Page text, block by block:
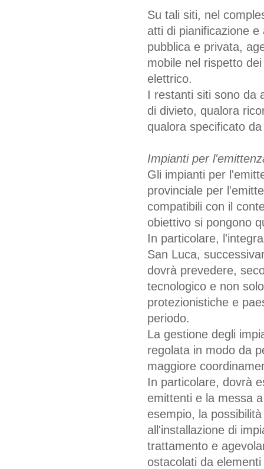
Su tali siti, nel
atti di pianificazione
pubblica e privata,
mobile nel rispetto
elettrico.
I restanti siti sono da
di divieto, qualora
qualora specificato
Impianti per
Gli impianti per
provinciale per
compatibili con il
obiettivo si pongono
In particolare,
San Luca,
dovrà prevedere,
tecnologico e non
protezionistiche e
periodo.
La gestione degli
regolata in modo da
maggiore
In particolare, dovrà
emittenti e la messa
esempio, la
all'installazione di
trattamento e
ostacolati da